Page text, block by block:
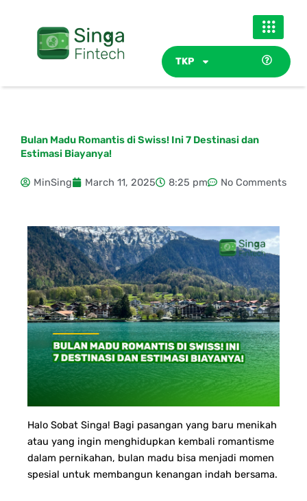
TKP
Bulan Madu Romantis di Swiss! Ini 7 Destinasi dan
Estimasi Biayanya!
MinSing March 11, 2025 8:25 pm No Comments
Halo Sobat Singa! Bagi pasangan yang baru menikah
atau yang ingin menghidupkan kembali romantisme
dalam pernikahan, bulan madu bisa menjadi momen
spesial untuk membangun kenangan indah bersama.